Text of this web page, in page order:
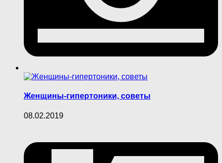
Женщины-гипертоники, советы
08.02.2019